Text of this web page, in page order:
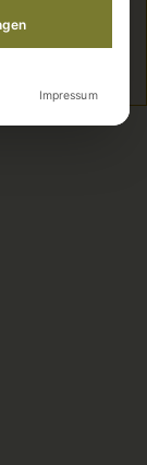
Impressum